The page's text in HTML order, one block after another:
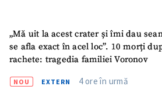
„Mă uit la acest crater și îmi dau
se afla exact în acel loc”. 10 morți
rachete: tragedia familiei Voronov
NOU EXTERN 4 ore în urmă